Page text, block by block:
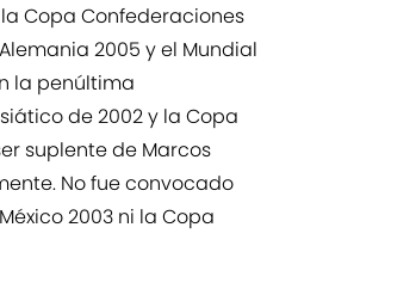
Copa Confederaciones
2005 y el Mundial
la penúltima
de 2002 y la Copa
suplente de Marcos
No fue convocado
2003 ni la Copa